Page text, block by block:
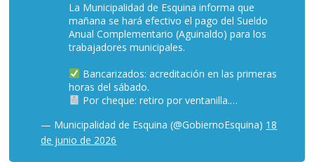
La Municipalidad de Esquina informa que
mañana se hará efectivo el pago del Sueldo
Anual Complementario (Aguinaldo) para los
trabajadores municipales.
Bancarizados: acreditación en las primeras
horas del sábado.
Por cheque: retiro por ventanilla.…
— Municipalidad de Esquina (@GobiernoEsquina) 18
de junio de 2026